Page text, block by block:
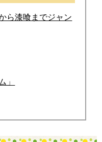
ら漆喰までジャン
」